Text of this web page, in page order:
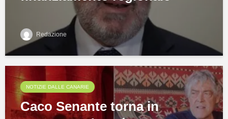
Redazione
NOTIZIE DALLE CANARIE
Caco Senante torna in